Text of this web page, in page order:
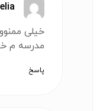
خیلی
مدرسه م
پاسخ